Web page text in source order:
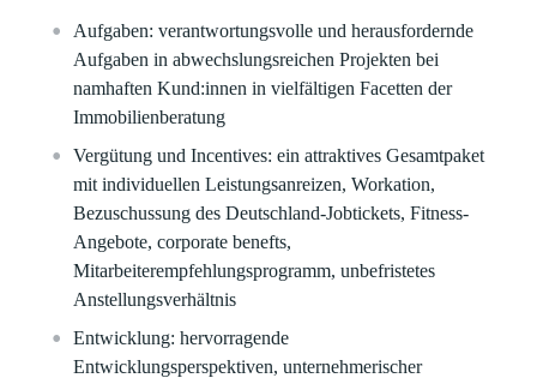
Aufgaben: verantwortungsvolle und herausfordernde
Aufgaben in abwechslungsreichen Projekten bei
namhaften Kund:innen in vielfältigen Facetten der
Immobilienberatung
Vergütung und Incentives: ein attraktives Gesamtpaket
mit individuellen Leistungsanreizen, Workation,
Bezuschussung des Deutschland-Jobtickets, Fitness-
Angebote, corporate benefts,
Mitarbeiterempfehlungsprogramm, unbefristetes
Anstellungsverhältnis
Entwicklung: hervorragende
Entwicklungsperspektiven, unternehmerischer